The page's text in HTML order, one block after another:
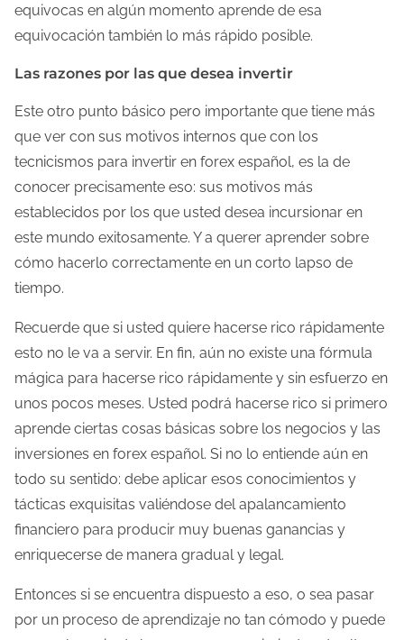
equivocas en algún momento aprende de esa
equivocación también lo más rápido posible.
Las razones por las que desea invertir
Este otro punto básico pero importante que tiene más
que ver con sus motivos internos que con los
tecnicismos para invertir en forex español, es la de
conocer precisamente eso: sus motivos más
establecidos por los que usted desea incursionar en
este mundo exitosamente. Y a querer aprender sobre
cómo hacerlo correctamente en un corto lapso de
tiempo.
Recuerde que si usted quiere hacerse rico rápidamente
esto no le va a servir. En fin, aún no existe una fórmula
mágica para hacerse rico rápidamente y sin esfuerzo en
unos pocos meses. Usted podrá hacerse rico si primero
aprende ciertas cosas básicas sobre los negocios y las
inversiones en forex español. Si no lo entiende aún en
todo su sentido: debe aplicar esos conocimientos y
tácticas exquisitas valiéndose del apalancamiento
financiero para producir muy buenas ganancias y
enriquecerse de manera gradual y legal.
Entonces si se encuentra dispuesto a eso, o sea pasar
por un proceso de aprendizaje no tan cómodo y puede